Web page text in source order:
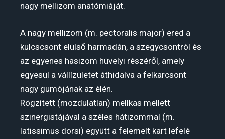
nagy mellizom anatómiáját.
A nagy mellizom (m. pectoralis major) ered a
kulcscsont elülső harmadán, a szegycsontról és
az egyenes hasizom hüvelyi részéről, amely
egyesül a vállízületet áthidalva a felkarcsont
nagy gumójának az élén.
Rögzített (mozdulatlan) mellkas mellett
szinergistájával a széles hátizommal (m.
latissimus dorsi) együtt a felemelt kart lefelé